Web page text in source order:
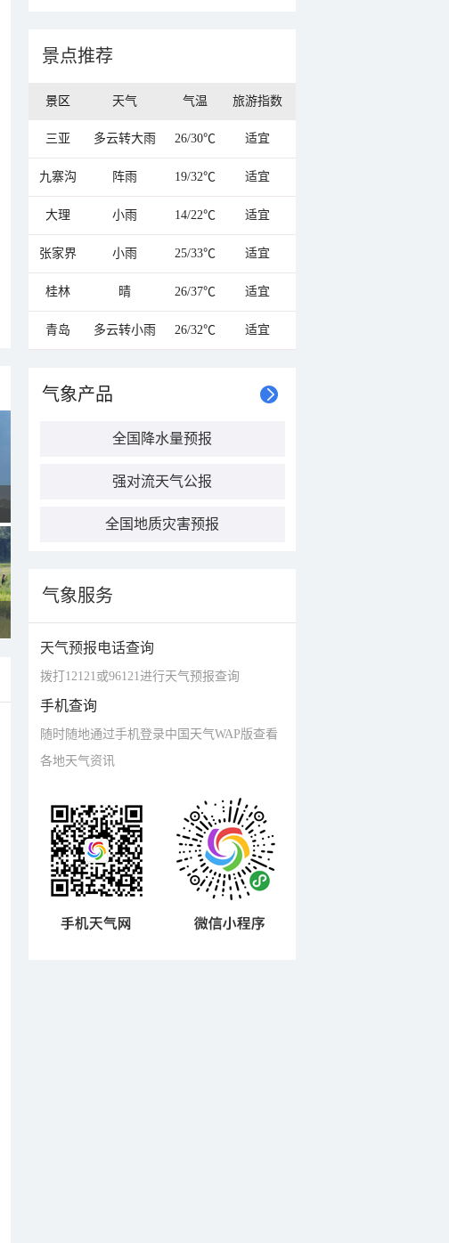
景点推荐
景区 天气 气温 旅游指数
三亚 多云转大雨 26/30℃ 适宜
九寨沟 阵雨 19/32℃ 适宜
大理 小雨 14/22℃ 适宜
张家界 小雨 25/33℃ 适宜
桂林 晴 26/37℃ 适宜
青岛 多云转小雨 26/32℃ 适宜
气象产品
全国降水量预报
强对流天气公报
全国地质灾害预报
气象服务
天气预报电话查询
拨打12121或96121进行天气预报查询
手机查询
随时随地通过手机登录中国天气WAP版查看
各地天气资讯